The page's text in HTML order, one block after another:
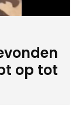
op tot